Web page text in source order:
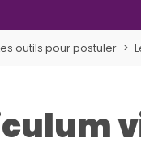
outils pour postuler